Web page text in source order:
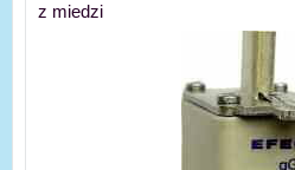
z miedzi